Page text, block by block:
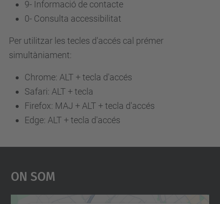
9- Informació de contacte
0- Consulta accessibilitat
Per utilitzar les tecles d'accés cal prémer
simultàniament:
Chrome: ALT + tecla d'accés
Safari: ALT + tecla
Firefox: MAJ + ALT + tecla d'accés
Edge: ALT + tecla d'accés
On Som